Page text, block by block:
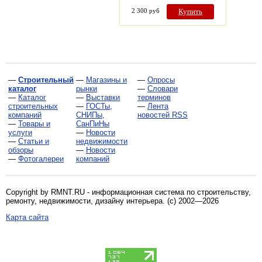
2 300 руб Купить
— Строительный
каталог
— Каталог
строительных
компаний
— Товары и
услуги
— Статьи и
обзоры
— Фотогалереи
— Магазины и
рынки
— Выставки
— ГОСТы,
СНИПы,
СанПиНы
— Новости
недвижимости
— Новости
компаний
— Опросы
— Словари
терминов
— Лента
новостей RSS
Copyright by RMNT.RU - информационная система по строительству,
ремонту, недвижимости, дизайну интерьера. (c) 2002—2026
Карта сайта